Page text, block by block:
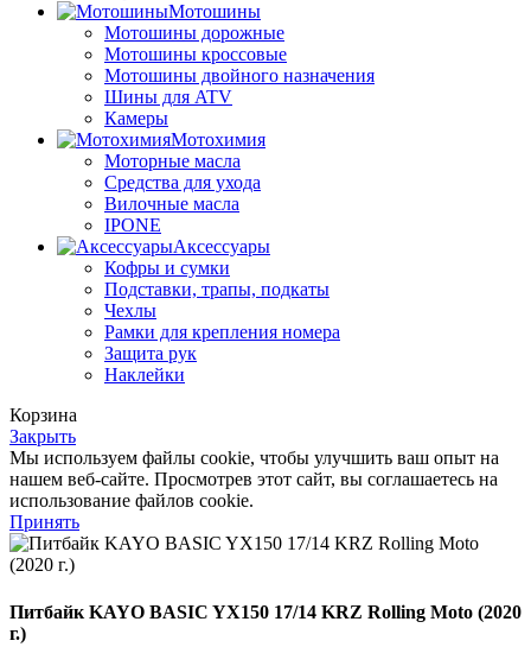
Мотошины
Мотошины дорожные
Мотошины кроссовые
Мотошины двойного назначения
Шины для ATV
Камеры
Мотохимия
Моторные масла
Средства для ухода
Вилочные масла
IPONE
Аксессуары
Кофры и сумки
Подставки, трапы, подкаты
Чехлы
Рамки для крепления номера
Защита рук
Наклейки
Корзина
Закрыть
Мы используем файлы cookie, чтобы улучшить ваш опыт на
нашем веб-сайте. Просмотрев этот сайт, вы соглашаетесь на
использование файлов cookie.
Принять
Питбайк KAYO BASIC YX150 17/14 KRZ Rolling Moto (2020
г.)